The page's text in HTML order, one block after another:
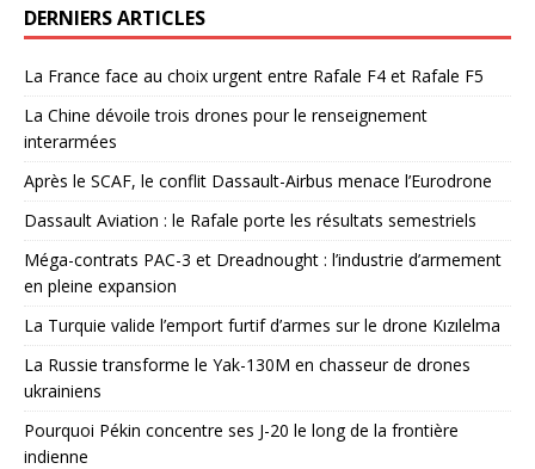
DERNIERS ARTICLES
La France face au choix urgent entre Rafale F4 et Rafale F5
La Chine dévoile trois drones pour le renseignement
interarmées
Après le SCAF, le conflit Dassault-Airbus menace l’Eurodrone
Dassault Aviation : le Rafale porte les résultats semestriels
Méga-contrats PAC-3 et Dreadnought : l’industrie d’armement
en pleine expansion
La Turquie valide l’emport furtif d’armes sur le drone Kızılelma
La Russie transforme le Yak-130M en chasseur de drones
ukrainiens
Pourquoi Pékin concentre ses J-20 le long de la frontière
indienne